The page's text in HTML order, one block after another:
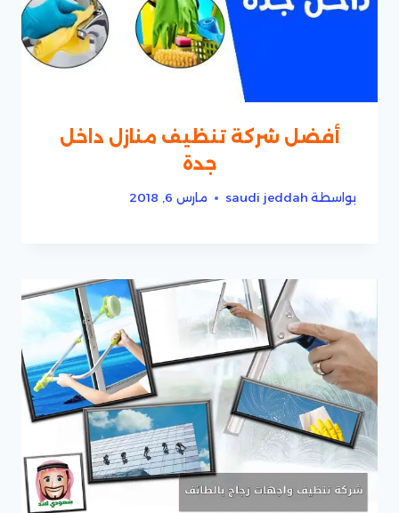
أفضل شركة تنظيف منازل داخل
جدة
بواسطة saudi jeddah مارس 6, 2018